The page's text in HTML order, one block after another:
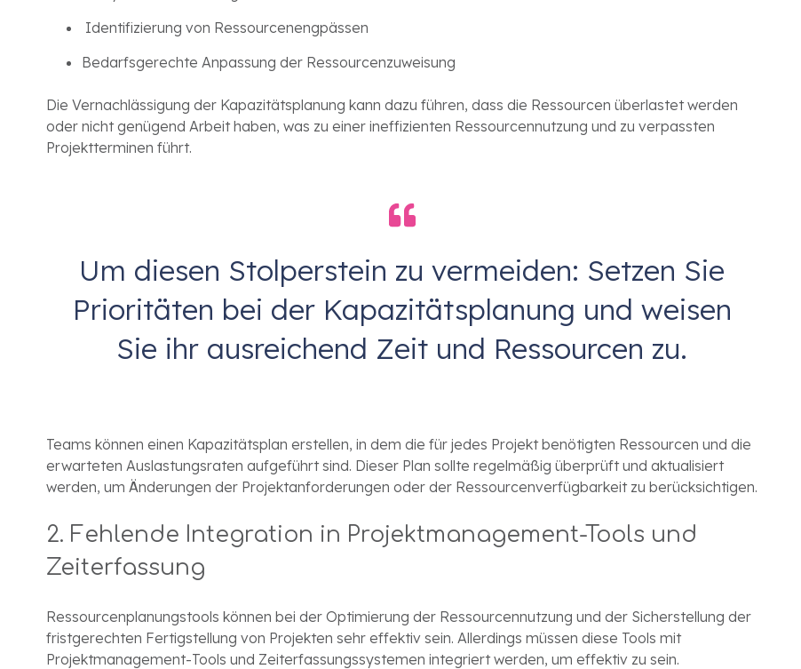
Identifizierung von Ressourcenengpässen
Bedarfsgerechte Anpassung der Ressourcenzuweisung
Die Vernachlässigung der Kapazitätsplanung kann dazu führen, dass die Ressourcen überlastet werden
oder nicht genügend Arbeit haben, was zu einer ineffizienten Ressourcennutzung und zu verpassten
Projektterminen führt.
Um diesen Stolperstein zu vermeiden: Setzen Sie
Prioritäten bei der Kapazitätsplanung und weisen
Sie ihr ausreichend Zeit und Ressourcen zu.
Teams können einen Kapazitätsplan erstellen, in dem die für jedes Projekt benötigten Ressourcen und die
erwarteten Auslastungsraten aufgeführt sind. Dieser Plan sollte regelmäßig überprüft und aktualisiert
werden, um Änderungen der Projektanforderungen oder der Ressourcenverfügbarkeit zu berücksichtigen.
2. Fehlende Integration in Projektmanagement-Tools und
Zeiterfassung
Ressourcenplanungstools können bei der Optimierung der Ressourcennutzung und der Sicherstellung der
fristgerechten Fertigstellung von Projekten sehr effektiv sein. Allerdings müssen diese Tools mit
Projektmanagement-Tools und Zeiterfassungssystemen integriert werden, um effektiv zu sein.